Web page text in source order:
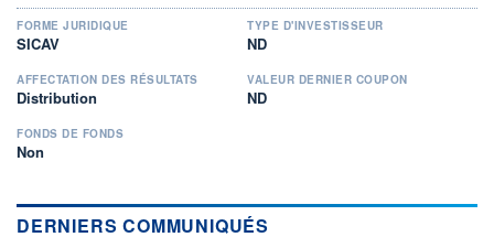
FORME JURIDIQUE
SICAV
TYPE D'INVESTISSEUR
ND
AFFECTATION DES RÉSULTATS
Distribution
VALEUR DERNIER COUPON
ND
FONDS DE FONDS
Non
DERNIERS COMMUNIQUÉS